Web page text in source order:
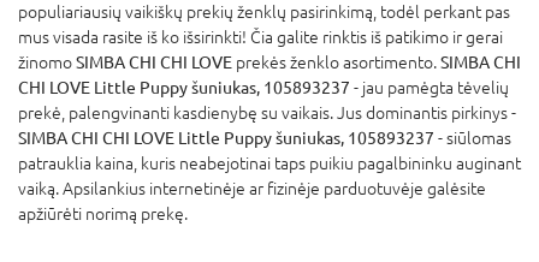
populiariausių vaikiškų prekių ženklų pasirinkimą, todėl perkant pas
mus visada rasite iš ko išsirinkti! Čia galite rinktis iš patikimo ir gerai
žinomoSIMBA CHI CHI LOVE prekės ženklo asortimento.SIMBA CHI
CHI LOVE Little Puppy šuniukas, 105893237 - jau pamėgta tėvelių
prekė, palengvinanti kasdienybę su vaikais. Jus dominantis pirkinys -
SIMBA CHI CHI LOVE Little Puppy šuniukas, 105893237 - siūlomas
patrauklia kaina, kuris neabejotinai taps puikiu pagalbininku auginant
vaiką. Apsilankius internetinėje ar fizinėje parduotuvėje galėsite
apžiūrėti norimą prekę.